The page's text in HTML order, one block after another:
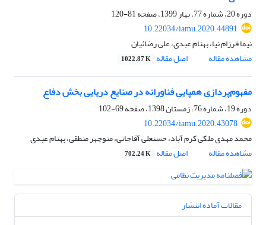
دوره 20، شماره 77، بهار 1399، صفحه
81-120
10.22034/iamu.2020.44891
نیما فرزام نیا، بهنام عبدی، علی رضائیان
مشاهده مقاله
اصل مقاله 1022.87 K
مفهوم‌پردازی همپایی فناورانه در صنایع دریایی بخش دفاع
دوره 19، شماره 76، زمستان 1398، صفحه
69-102
10.22034/iamu.2020.43078
محمد مهدی ملکی کرم آباد، حسنعلی آقاجانی، منوچهر منطقی، بهنام عبدی
مشاهده مقاله
اصل مقاله 702.24 K
مقالات آماده انتشار